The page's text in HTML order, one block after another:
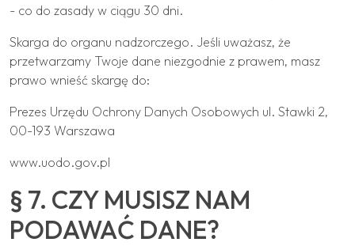
- co do zasady w ciągu 30 dni.
Skarga do organu nadzorczego. Jeśli uważasz, że
przetwarzamy Twoje dane niezgodnie z prawem, masz
prawo wnieść skargę do:
Prezes Urzędu Ochrony Danych Osobowych ul. Stawki 2,
00-193 Warszawa
www.uodo.gov.pl
§ 7. CZY MUSISZ NAM
PODAWAĆ DANE?